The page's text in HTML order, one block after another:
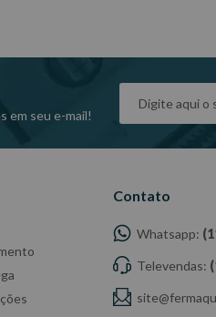
em seu e-mail!
Contato
Whatsapp:
Televendas: